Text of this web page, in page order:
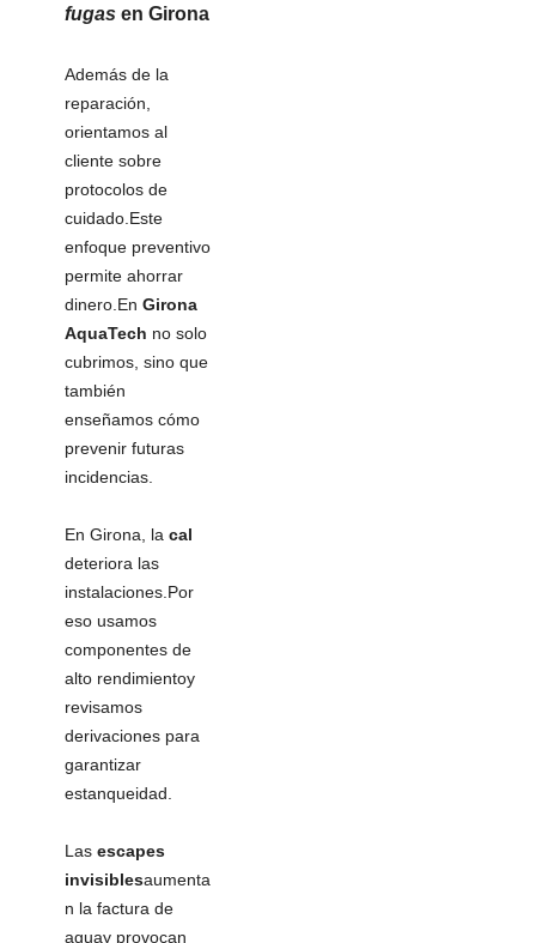
fugas en Girona
Además de la
reparación,
orientamos al
cliente sobre
protocolos de
cuidado.Este
enfoque preventivo
permite ahorrar
dinero.En Girona
AquaTech no solo
cubrimos, sino que
también
enseñamos cómo
prevenir futuras
incidencias.
En Girona, la cal
deteriora las
instalaciones.Por
eso usamos
componentes de
alto rendimientoy
revisamos
derivaciones para
garantizar
estanqueidad.
Las escapes
invisiblesaumenta
n la factura de
aguay provocan